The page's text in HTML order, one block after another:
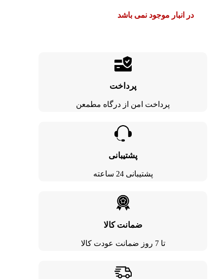
در انبار موجود نمی باشد
پرداخت
پرداخت امن از درگاه مطمعن
پشتیبانی
پشتیبانی 24 ساعته
ضمانت کالا
تا 7 روز ضمانت عودت کالا